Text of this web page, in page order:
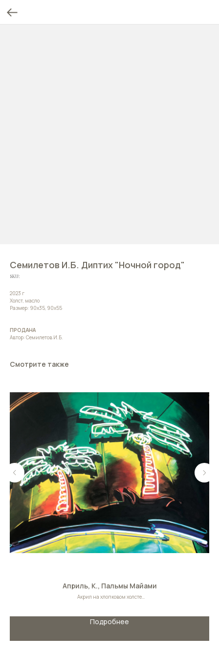
Семилетов И.Б. Диптих "Ночной город"
SKU:
2023 г
Холст, масло
Размер: 90х35, 90х55
ПРОДАНА
Автор: Семилетов И.Б.
Смотрите также
Априль, К., Пальмы Майами
Акрил на хлопковом холсте
Подробнее